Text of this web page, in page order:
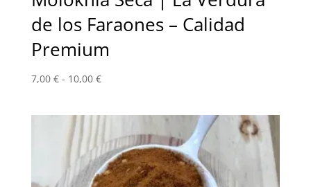
de los Faraones – Calidad
Premium
7,00 € - 10,00 €Rango
7,00 €
hasta
10,00 €